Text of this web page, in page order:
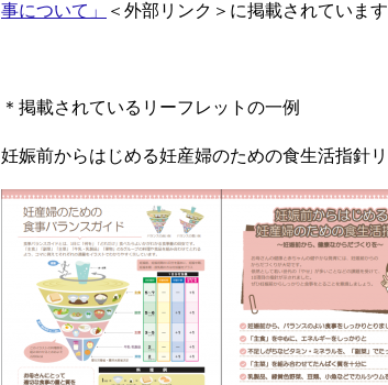
事について」
＜外部リンク＞ に掲載されています
＊掲載されているリーフレットの一例
妊娠前からはじめる妊産婦のための食生活指針